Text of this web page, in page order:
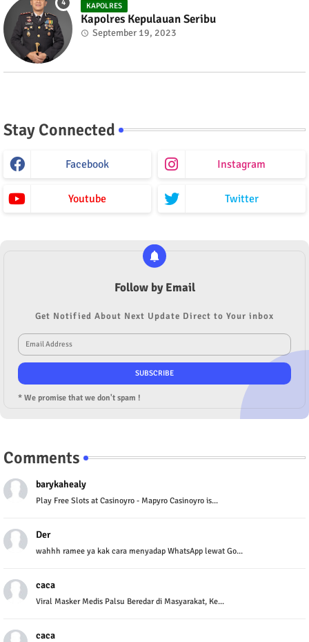
KAPOLRES
Kapolres Kepulauan Seribu
September 19, 2023
Stay Connected
Facebook Instagram
Youtube Twitter
Follow by Email
Get Notified About Next Update Direct to Your inbox
* We promise that we don't spam !
Comments
barykahealy
Play Free Slots at Casinoyro - Mapyro Casinoyro is...
Der
wahhh ramee ya kak cara menyadap WhatsApp lewat Go...
caca
Viral Masker Medis Palsu Beredar di Masyarakat, Ke...
caca